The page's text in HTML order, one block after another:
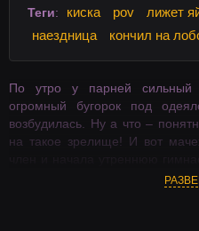
Теги: киска pov лижет
наездница
кончил на
По утро у парней сильный
огромный бугорок под
возбудилась. Ну а что –
на такое зрелище! И вот
секс и по-настоящему доброе